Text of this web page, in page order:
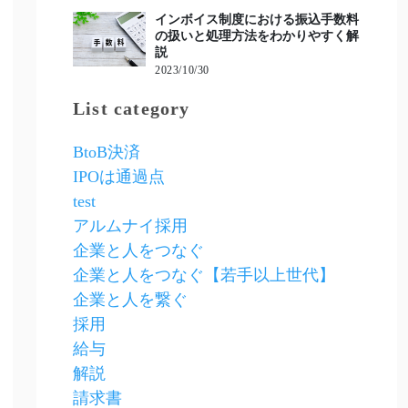
インボイス制度における振込手数料
の扱いと処理方法をわかりやすく解
説
2023/10/30
List category
BtoB決済
IPOは通過点
test
アルムナイ採用
企業と人をつなぐ
企業と人をつなぐ【若手以上世代】
企業と人を繋ぐ
採用
給与
解説
請求書